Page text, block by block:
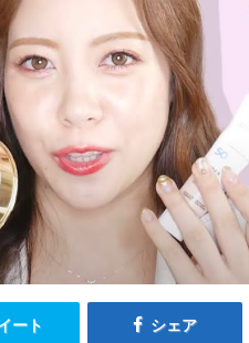
ート シェア